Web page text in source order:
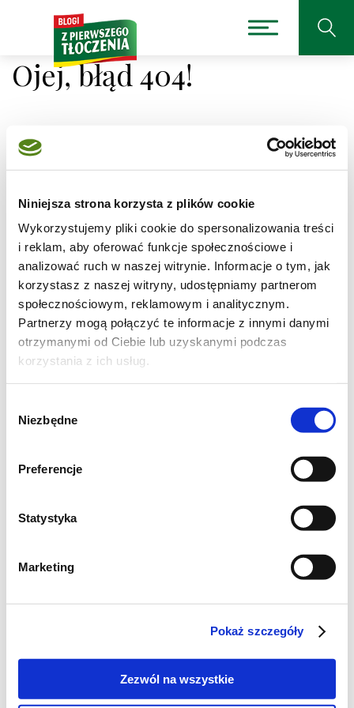
Niniejsza strona korzysta z plików cookie
Wykorzystujemy pliki cookie do spersonalizowania treści
i reklam, aby oferować funkcje społecznościowe i
analizować ruch w naszej witrynie. Informacje o tym, jak
korzystasz z naszej witryny, udostępniamy partnerom
społecznościowym, reklamowym i analitycznym.
Partnerzy mogą połączyć te informacje z innymi danymi
otrzymanymi od Ciebie lub uzyskanymi podczas
korzystania z ich usług.
zgody
Niezbędne
Preferencje
Statystyka
Marketing
Pokaż szczegóły
Zezwól na wszystkie
Ojej, błąd 404!
Niestety nie można było
odnaleźć strony, której
szukasz.
Adres, który próbujesz odwiedzić/burger-
dream/243-bulki-do-hamburgerowjest obecnie
niedostępny.
Sprawdź pisownię adresu lub skorzystaj z wyszukiwarki
Jak powstają oleje tłoczone na zimno Kujawski?